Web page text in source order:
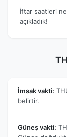
İftar saatleri
açıkladık!
İmsak vakti:
belirtir.
Güneş vakti: